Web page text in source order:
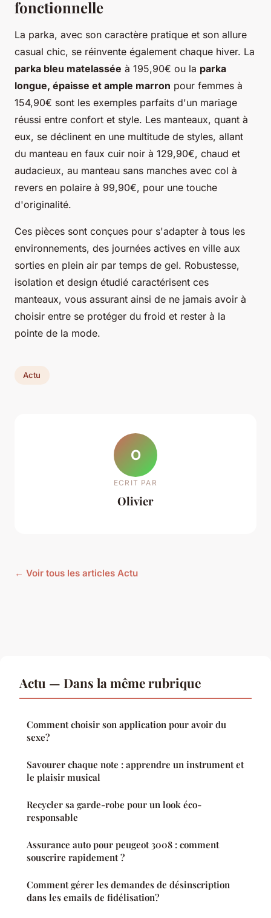
fonctionnelle
La parka, avec son caractère pratique et son allure
casual chic, se réinvente également chaque hiver. La
parka bleu matelassée à 195,90€ ou la parka
longue, épaisse et ample marron pour femmes à
154,90€ sont les exemples parfaits d'un mariage
réussi entre confort et style. Les manteaux, quant à
eux, se déclinent en une multitude de styles, allant
du manteau en faux cuir noir à 129,90€, chaud et
audacieux, au manteau sans manches avec col à
revers en polaire à 99,90€, pour une touche
d'originalité.
Ces pièces sont conçues pour s'adapter à tous les
environnements, des journées actives en ville aux
sorties en plein air par temps de gel. Robustesse,
isolation et design étudié caractérisent ces
manteaux, vous assurant ainsi de ne jamais avoir à
choisir entre se protéger du froid et rester à la
pointe de la mode.
Actu
O
ECRIT PAR
Olivier
← Voir tous les articles Actu
Actu — Dans la même rubrique
Comment choisir son application pour avoir du
sexe?
Savourer chaque note : apprendre un instrument et
le plaisir musical
Recycler sa garde-robe pour un look éco-
responsable
Assurance auto pour peugeot 3008 : comment
souscrire rapidement ?
Comment gérer les demandes de désinscription
dans les emails de fidélisation?